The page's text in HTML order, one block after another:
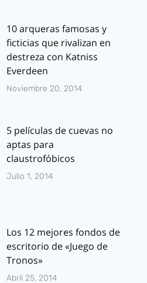
10 arqueras famosas y
ficticias que rivalizan en
destreza con Katniss
Everdeen
Noviembre 20, 2014
5 películas de cuevas no
aptas para
claustrofóbicos
Julio 1, 2014
Los 12 mejores fondos de
escritorio de «Juego de
Tronos»
Abril 25, 2014